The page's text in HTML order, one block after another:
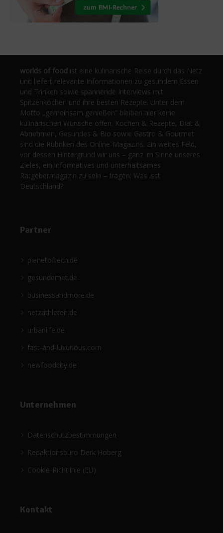
worlds of food ist eine kulinarische Reise durch das Netz
und liefert relevante Informationen zu gesundem Essen
und Trinken sowie spannende Interviews mit
Spitzenköchen und ihre besten Rezepte. Unter dem
Motto „gemeinsam genießen“ bleiben hier keine
kulinarischen Wünsche offen. Kochen & Rezepte, Diät &
Abnehmen, Gesundes & Bio sowie Gastro & Gourmet
sind die Rubriken des Online-Magazins. Ein weites Feld,
vor dessen Hintergrund wir uns – ganz im Sinne unseres
Zieles, ein informatives und unterhaltsames
Ratgebermagazin zu sein – fragen: Was isst
Deutschland?
Partner
planetoftech.de
gesündernet.de
businessandmore.de
netzathleten.de
urbanlife.de
fast-and-luxurious.com
newfoodcity.de
Unternehmen
Datenschutzbestimmungen
Redaktionsbüro Derk Hoberg
Cookie-Richtlinie (EU)
Kontakt